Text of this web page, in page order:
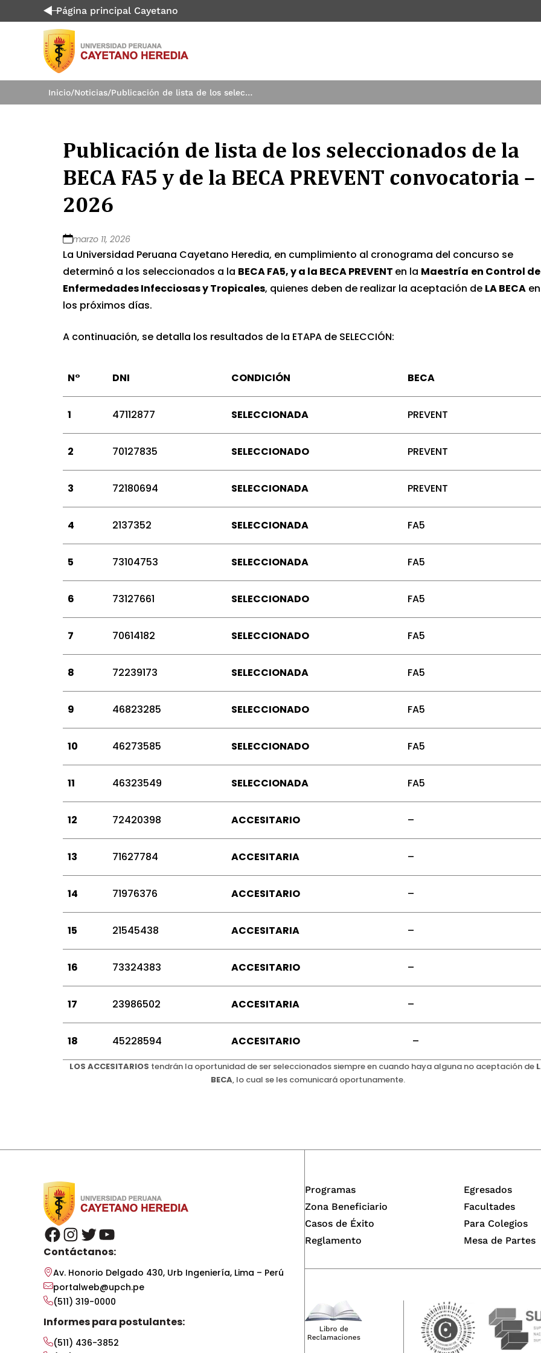
Página principal Cayetano
Inicio/Noticias/ Publicación de lista de los seleccionados de la BECA FA5 y de la BECA PREVENT convocatoria – 2026
Publicación de lista de los seleccionados de la
BECA FA5 y de la BECA PREVENT convocatoria –
2026
marzo 11, 2026
La Universidad Peruana Cayetano Heredia, en cumplimiento al cronograma del concurso se
determinó a los seleccionados a la BECA FA5, y a la BECA PREVENT en la Maestría en Control de
Enfermedades Infecciosas y Tropicales, quienes deben de realizar la aceptación de LA BECA en
los próximos días.
A continuación, se detalla los resultados de la ETAPA de SELECCIÓN:
N° DNI CONDICIÓN BECA
1 47112877 SELECCIONADA PREVENT
2 70127835 SELECCIONADO PREVENT
3 72180694 SELECCIONADA PREVENT
4 2137352 SELECCIONADA FA5
5 73104753 SELECCIONADA FA5
6 73127661 SELECCIONADO FA5
7 70614182 SELECCIONADO FA5
8 72239173 SELECCIONADA FA5
9 46823285 SELECCIONADO FA5
10 46273585 SELECCIONADO FA5
11 46323549 SELECCIONADA FA5
12 72420398 ACCESITARIO –
13 71627784 ACCESITARIA –
14 71976376 ACCESITARIO –
15 21545438 ACCESITARIA –
16 73324383 ACCESITARIO –
17 23986502 ACCESITARIA –
18 45228594 ACCESITARIO –
LOS ACCESITARIOS tendrán la oportunidad de ser seleccionados siempre en cuando haya alguna no aceptación de
BECA, lo cual se les comunicará oportunamente.
facebook instagram twitter youtube
Contáctanos:
Av. Honorio Delgado 430, Urb Ingeniería, Lima – Perú
portalweb@upch.pe
(511) 319-0000
Informes para postulantes:
(511) 436-3852
Programas
Zona Beneficiario
Casos de Éxito
Reglamento
Egresados
Facultades
Para Colegios
Mesa de Partes